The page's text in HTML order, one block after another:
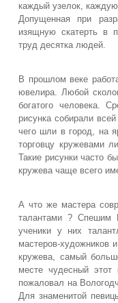
каждый узелок,
Допущенная при
изящную скатерть в
труд десятка людей.
В прошлом веке
ювелира. Любой
богатого человека.
рисунка собирали
чего шли в город, на
торговцу кружевами
Такие рисунки часто
кружева чаще всего
А что же мастера
талантами ? Спешим
ученики у них
мастеров-художников
кружева, самый
месте чудесный
пожаловал на
Для знаменитой